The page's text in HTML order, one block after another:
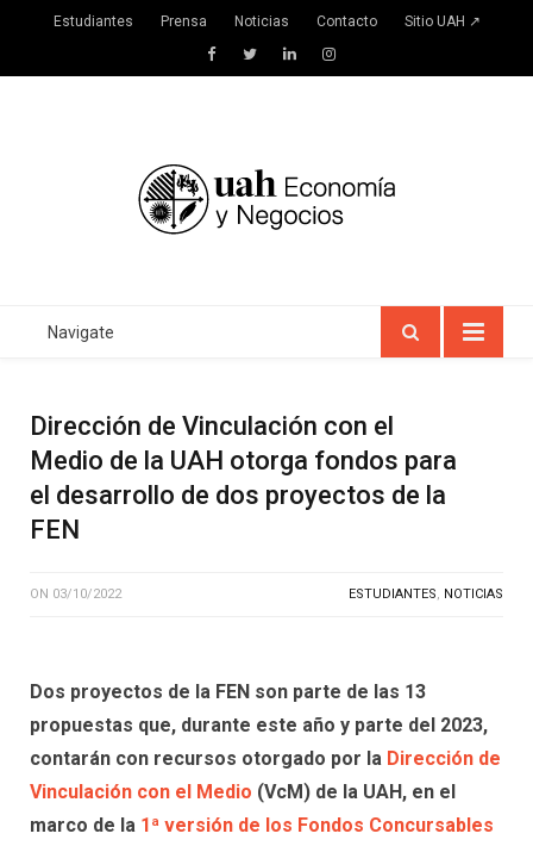
Estudiantes Prensa Noticias Contacto Sitio UAH ↗
FacebookTwitterLinkedInInstagram
Navigate
Dirección de Vinculación con el
Medio de la UAH otorga fondos para
el desarrollo de dos proyectos de la
FEN
ON 03/10/2022 ESTUDIANTES, NOTICIAS
Dos proyectos de la FEN son parte de las 13
propuestas que, durante este año y parte del 2023,
contarán con recursos otorgado por la Dirección de
Vinculación con el Medio (VcM) de la UAH, en el
marco de la 1ª versión de los Fondos Concursables